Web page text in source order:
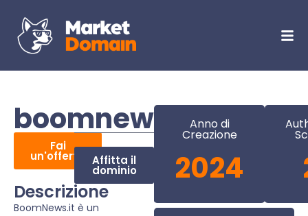
boomnews.it
Fai
un'offerta Affitta il
dominio
Descrizione
BoomNews.it è un
Anno di
Creazione
2024